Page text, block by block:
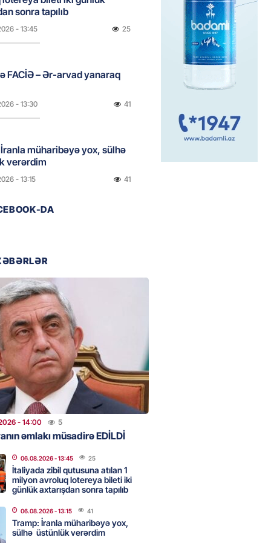
sonra tapılıb
- 13:45 25
FACİƏ – Ər-arvad yanaraq
- 13:30 41
müharibəyə yox, sülhə
verərdim
- 13:15 41
qalma müddətinizi aşsanız,
ABŞ-a girişinizə daimi
qoyula bilər
- 12:45
baş konsulluq açmaq
- 12:30 60
niyə davamlı olaraq yorğunuq
biləndə ŞOKA
DA
- 14:00 5
əmlakı müsadirə EDİLDİ
06.08.2026- 13:45 25
İtaliyada zibil qutusuna atılan 1
milyon avroluq lotereya bileti iki
günlük axtarışdan sonra tapılıb
06.08.2026- 13:15 41
Tramp: İranla müharibəyə yox,
sülhə üstünlük verərdim